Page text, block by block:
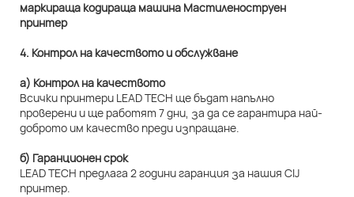
4. Контрол на качеството и обслужване
а) Контрол на качеството
Всички принтери LEAD TECH ще бъдат напълно
проверени и ще работят 7 дни, за да се гарантира най-
доброто им качество преди изпращане.
б) Гаранционен срок
LEAD TECH предлага 2 години гаранция за нашия CIJ
принтер.